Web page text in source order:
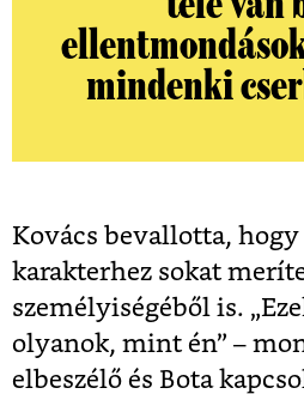
mindenki
Kovács bevallotta, hogy
karakterhez sokat
személyiségéből is.
olyanok, mint én” –
elbeszélő és Bota